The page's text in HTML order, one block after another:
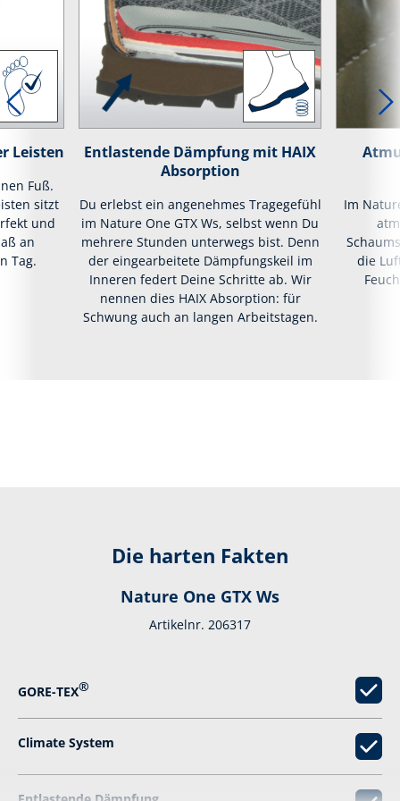
Leisten
Fuß.
sitzt
und
an
Tag.
Entlastende Dämpfung mit HAIX
Absorption
Du erlebst ein angenehmes Tragegefühl
im Nature One GTX Ws, selbst wenn Du
mehrere Stunden unterwegs bist. Denn
der eingearbeitete Dämpfungskeil im
Inneren federt Deine Schritte ab. Wir
nennen dies HAIX Absorption: für
Schwung auch an langen Arbeitstagen.
Im
die
Die harten Fakten
Nature One GTX Ws
Artikelnr. 206317
GORE-TEX®
Climate System